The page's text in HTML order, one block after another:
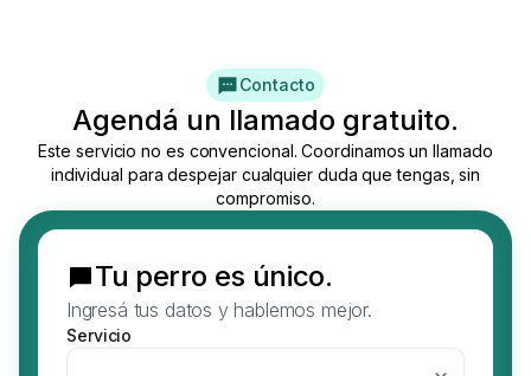
Contacto
Agendá un llamado gratuito.
Este servicio no es convencional. Coordinamos un llamado
individual para despejar cualquier duda que tengas, sin
compromiso.
Tu perro es único.
Ingresá tus datos y hablemos mejor.
Servicio